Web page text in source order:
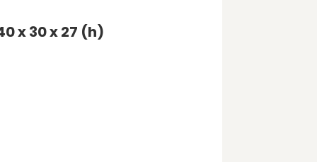
x 30 x 27 (h)